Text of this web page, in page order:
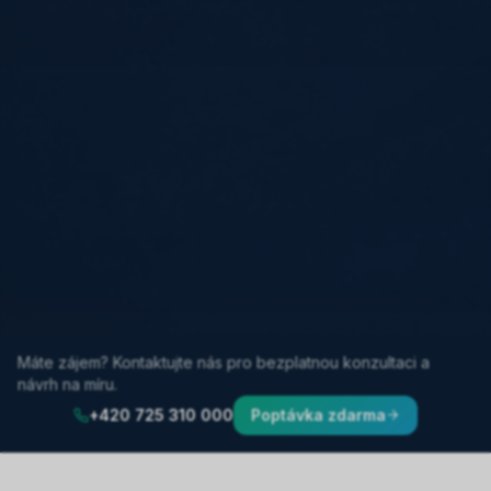
Máte zájem? Kontaktujte nás pro bezplatnou konzultaci a
návrh na míru.
+420 725 310 000
Poptávka zdarma